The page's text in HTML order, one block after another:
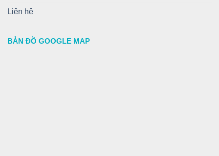
Liên hệ
BẢN ĐỒ GOOGLE MAP